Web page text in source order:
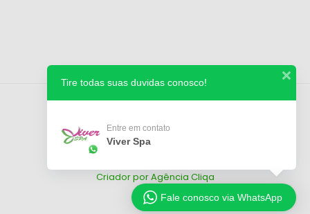
© Direitos Reservados 2026 - Viver Spa
Criador por Agência Cliqa
Tire todas suas duvidas conosco!
Entre em contato
Viver Spa
Fale conosco via WhatsApp